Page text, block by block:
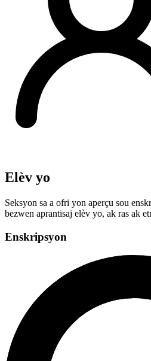
Elèv yo
Seksyon sa a ofri yon aperçu sou
bezwen aprantisaj elèv yo, ak ras ak
Enskripsyon